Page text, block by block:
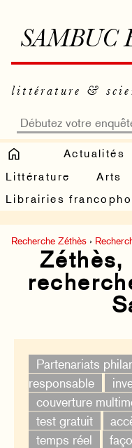
SAMBUC
littérature &
Actualités
Littérature
Arts
Librairies
Recherche Zéthès ›
Zéthès,
Partenariats
responsable
couverture
test gratuit
temps réel